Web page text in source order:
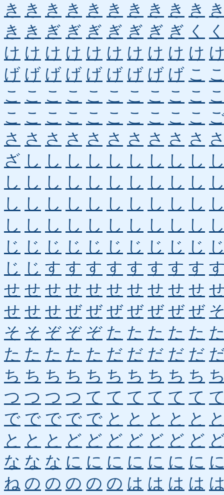
き き き き き き き き き き
き き ぎ ぎ ぎ ぎ ぎ ぎ ぎ く
け け け け け け け け け け
げ げ げ げ げ げ げ げ げ こ
こ こ こ こ こ こ こ こ こ こ
こ こ こ こ こ こ こ こ こ こ
さ さ さ さ さ さ さ さ さ さ
ざ し し し し し し し し し
し し し し し し し し し し
し し し し し し し し し し
し し し し し し し し し し
じ じ じ じ じ じ じ じ じ じ
じ じ す す す す す す す す
せ せ せ せ せ せ せ せ せ せ
せ せ せ ぜ ぜ ぜ ぜ ぜ ぜ ぜ
そ そ ぞ ぞ ぞ た た た た た
た た た た た だ だ だ だ だ
ち ち ち ち ち ち ち ち ち ち
つ つ つ つ て て て て て て
で で で で で と と と と と
と と と ど ど ど ど ど ど ど
な な な に に に に に に に
ね の の の の の は は は は